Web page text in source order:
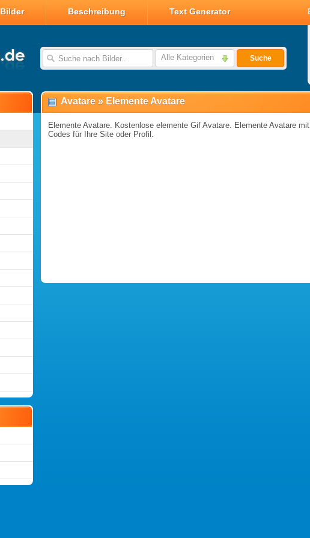
Bilder Beschreibung Text Generator
Alle Kategorien Suche
Valentin Bilder
Valentin Smileys
Disney Valentin Bilder
Avatare » Elemente Avatare
Elemente Avatare. Kostenlose elemente Gif Avatare. Elemente Avatare mit
Codes für Ihre Site oder Profil.